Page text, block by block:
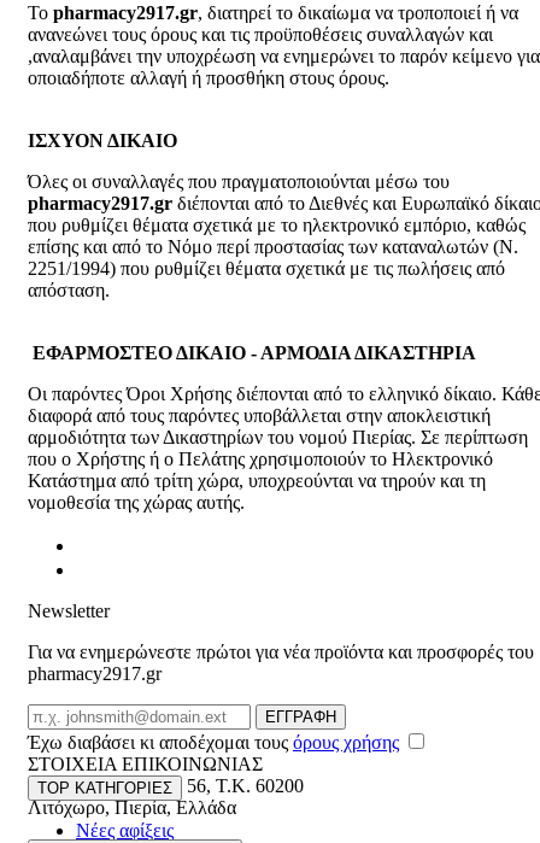
Το pharmacy2917.gr, διατηρεί το δικαίωμα να τροποποιεί ή να
ανανεώνει τoυς όρους και τις προϋποθέσεις συναλλαγών και
,αναλαμβάνει την υποχρέωση να ενημερώνει το παρόν κείμενο για
οποιαδήποτε αλλαγή ή προσθήκη στους όρους.
ΙΣΧΥΟΝ ΔΙΚΑΙΟ
Όλες οι συναλλαγές που πραγματοποιούνται μέσω του
pharmacy2917.gr διέπονται από το Διεθνές και Ευρωπαϊκό
που ρυθμίζει θέματα σχετικά με το ηλεκτρονικό εμπόριο, καθώς
επίσης και από το Νόμο περί προστασίας των καταναλωτών (Ν.
2251/1994) που ρυθμίζει θέματα σχετικά με τις πωλήσεις από
απόσταση.
ΕΦΑΡΜΟΣΤΕΟ ΔΙΚΑΙΟ - ΑΡΜΟΔΙΑ ΔΙΚΑΣΤΗΡΙΑ
Οι παρόντες Όροι Χρήσης διέπονται από το ελληνικό δίκαιο.
διαφορά από τους παρόντες υποβάλλεται στην αποκλειστική
αρμοδιότητα των Δικαστηρίων του νομού Πιερίας. Σε περίπτωση
που ο Χρήστης ή ο Πελάτης χρησιμοποιούν το Ηλεκτρονικό
Κατάστημα από τρίτη χώρα, υποχρεούνται να τηρούν και τη
νομοθεσία της χώρας αυτής.
Newsletter
Για να ενημερώνεστε πρώτοι για νέα προϊόντα και προσφορές του
pharmacy2917.gr
Email
ΕΓΓΡΑΦΗ
Έχω διαβάσει κι αποδέχομαι τους όρους χρήσης
ΣΤΟΙΧΕΙΑ ΕΠΙΚΟΙΝΩΝΙΑΣ
Βασ. Κωνσταντίνου 56, T.K. 60200
Λιτόχωρο,Πιερία,Ελλάδα
TOP ΚΑΤΗΓΟΡΙΕΣ
Νέες αφίξεις